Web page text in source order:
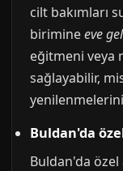
cilt bakımları
birimineeve
eğitmeni veya
sağlayabilir,
Buldan'da
Buldan'da özel